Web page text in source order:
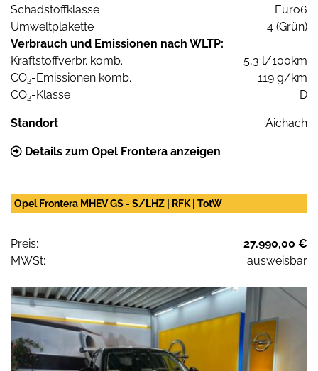
Schadstoffklasse
Euro6
Umweltplakette
4 (Grün)
Verbrauch und Emissionen nach WLTP:
Kraftstoffverbr. komb.
5,3 l/100km
CO2-Emissionen komb.
119 g/km
CO2-Klasse D
Standort Aichach
Details zum Opel Frontera anzeigen
Opel Frontera MHEV GS - S/LHZ | RFK | TotW
Preis:
27.990,00 €
MWSt:
ausweisbar